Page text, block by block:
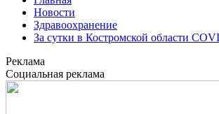
Новости
Здравоохранение
За сутки в Костромской области
Реклама
Социальная реклама